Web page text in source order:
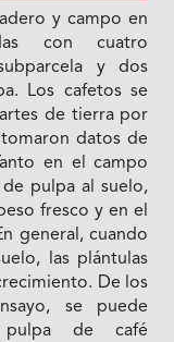
y campo en
con cuatro
y dos
Los cafetos se
de tierra por
datos de
en el campo
pulpa al suelo,
fresco y en el
general, cuando
las plántulas
De los
se puede
de café